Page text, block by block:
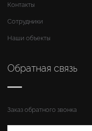
Контакты
Сотрудники
Наши объекты
Обратная связь
Заказ обратного звонка